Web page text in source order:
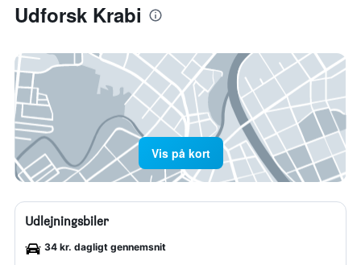
Udforsk Krabi
Vis på kort
Udlejningsbiler
34 kr. dagligt gennemsnit